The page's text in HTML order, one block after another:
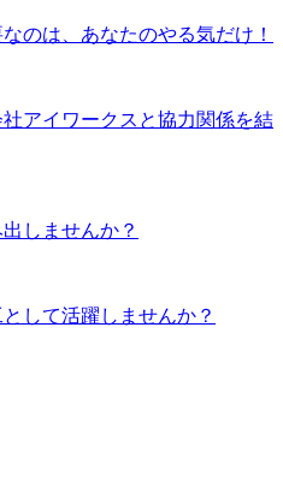
のは、あなたのやる気だけ！
アイワークスと協力関係を結
しませんか？
して活躍しませんか？